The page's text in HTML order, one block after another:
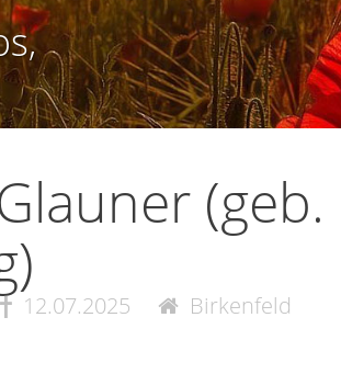
(geb.
12.07.2025 Birkenfeld